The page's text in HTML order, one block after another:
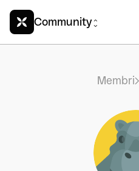
Community
Membri